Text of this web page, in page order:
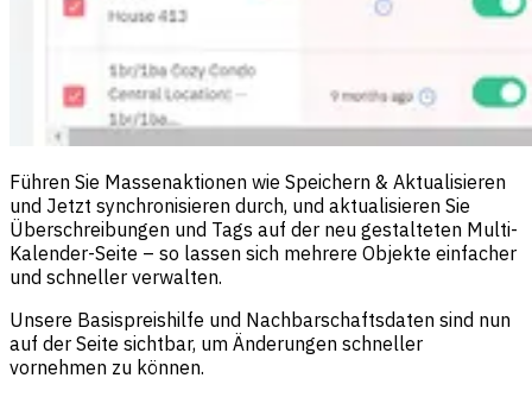
Führen Sie Massenaktionen wie Speichern & Aktualisieren
und Jetzt synchronisieren durch, und aktualisieren Sie
Überschreibungen und Tags auf der neu gestalteten Multi-
Kalender-Seite – so lassen sich mehrere Objekte einfacher
und schneller verwalten.
Unsere Basispreishilfe und Nachbarschaftsdaten sind nun
auf der Seite sichtbar, um Änderungen schneller
vornehmen zu können.